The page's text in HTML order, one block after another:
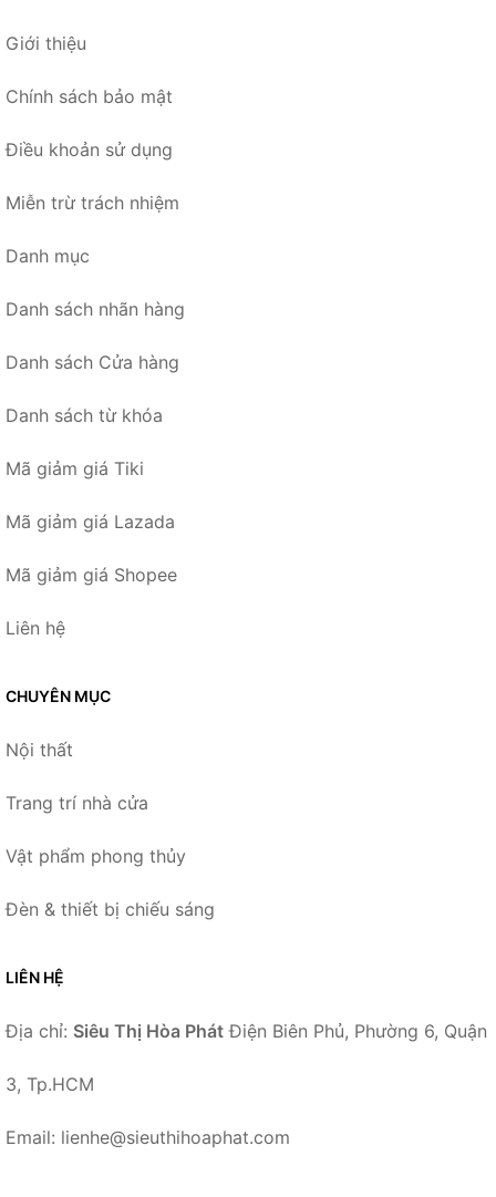
Giới thiệu
Chính sách bảo mật
Điều khoản sử dụng
Miễn trừ trách nhiệm
Danh mục
Danh sách nhãn hàng
Danh sách Cửa hàng
Danh sách từ khóa
Mã giảm giá Tiki
Mã giảm giá Lazada
Mã giảm giá Shopee
Liên hệ
CHUYÊN MỤC
Nội thất
Trang trí nhà cửa
Vật phẩm phong thủy
Đèn & thiết bị chiếu sáng
LIÊN HỆ
Địa chỉ: Siêu Thị Hòa Phát Điện Biên Phủ, Phường 6, Quận
3, Tp.HCM
Email: lienhe@sieuthihoaphat.com